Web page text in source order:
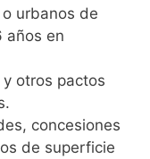
urbanos de
años en
otros pactos
concesiones
de superficie